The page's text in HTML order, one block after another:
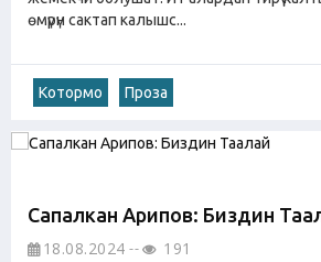
өмүрүн сактап калышс...
Котормо Проза
Сапалкан Арипов: Биздин
18.08.2024 191